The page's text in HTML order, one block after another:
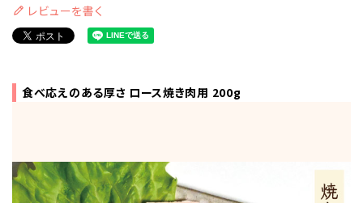
レビューを書く
食べ応えのある厚さ ロース焼き肉用 200g